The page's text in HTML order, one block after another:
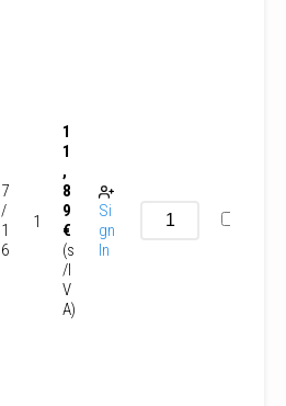
7
/
1
6
1
1
1
,
8
9
€
(s
/I
V
A)
Si
gn
In